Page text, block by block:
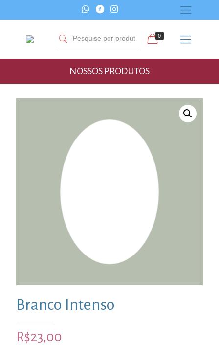
0
NOSSOS PRODUTOS
Branco Intenso
R$23,00